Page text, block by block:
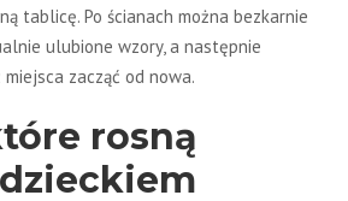
tablicę. Po ścianach można bezkarnie
ulubione wzory, a następnie
zacząć od nowa.
rosną